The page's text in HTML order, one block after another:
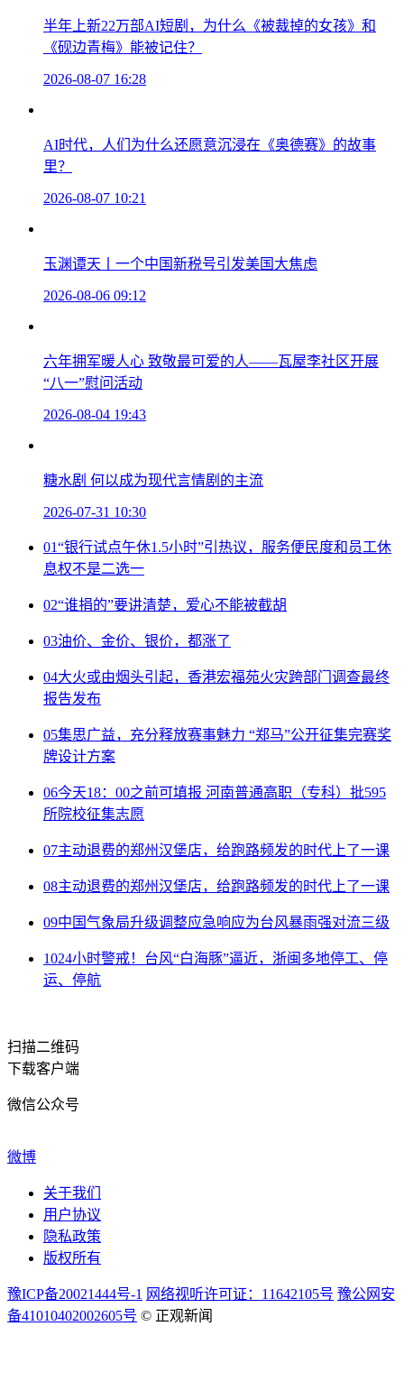
半年上新22万部AI短剧，为什么《被裁掉的女孩》和
《砚边青梅》能被记住？
2026-08-07 16:28
AI时代，人们为什么还愿意沉浸在《奥德赛》的故事
里？
2026-08-07 10:21
玉渊谭天丨一个中国新税号引发美国大焦虑
2026-08-06 09:12
六年拥军暖人心 致敬最可爱的人——瓦屋李社区开展
“八一”慰问活动
2026-08-04 19:43
糖水剧 何以成为现代言情剧的主流
2026-07-31 10:30
01“银行试点午休1.5小时”引热议，服务便民度和员工休
息权不是二选一
02“谁捐的”要讲清楚，爱心不能被截胡
03油价、金价、银价，都涨了
04大火或由烟头引起，香港宏福苑火灾跨部门调查最终
报告发布
05集思广益，充分释放赛事魅力 “郑马”公开征集完赛奖
牌设计方案
06今天18：00之前可填报 河南普通高职（专科）批595
所院校征集志愿
07主动退费的郑州汉堡店，给跑路频发的时代上了一课
08主动退费的郑州汉堡店，给跑路频发的时代上了一课
09中国气象局升级调整应急响应为台风暴雨强对流三级
1024小时警戒！台风“白海豚”逼近，浙闽多地停工、停
运、停航
扫描二维码
下载客户端
微信公众号
微博
关于我们
用户协议
隐私政策
版权所有
豫ICP备20021444号-1 网络视听许可证：11642105号 豫公网安
备41010402002605号 © 正观新闻